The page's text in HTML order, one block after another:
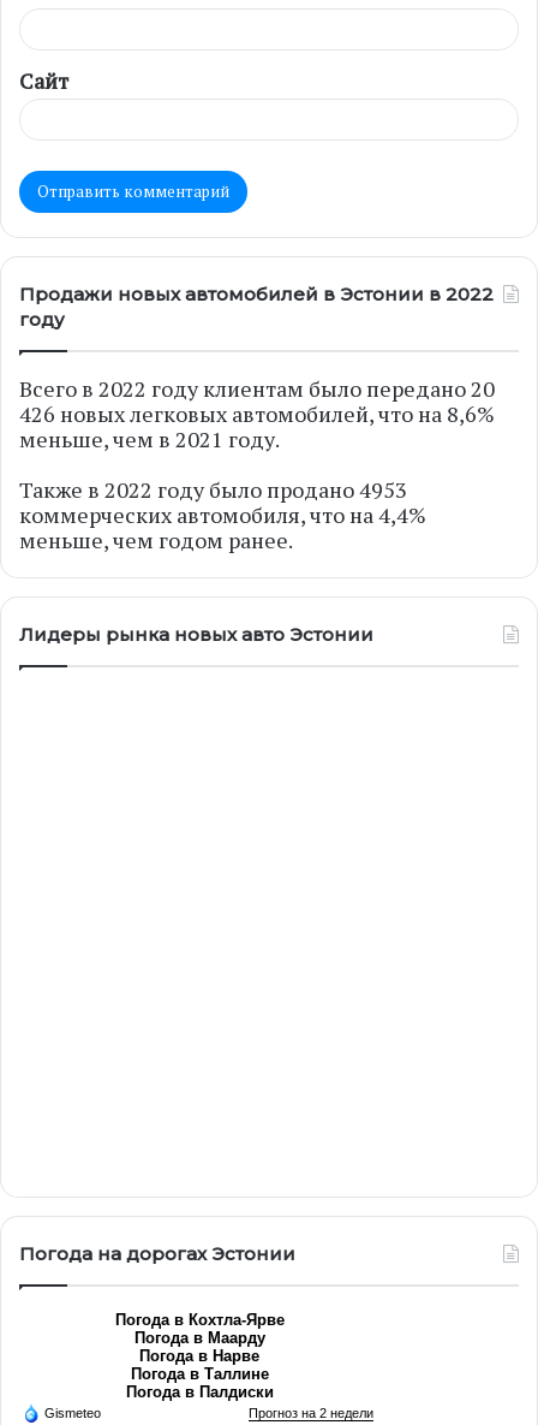
й
*
Сайт
Продажи новых автомобилей в Эстонии в 2022
году
Всего в 2022 году клиентам было передано 20
426 новых легковых автомобилей, что на 8,6%
меньше, чем в 2021 году.
Также в 2022 году было продано 4953
коммерческих автомобиля, что на 4,4%
меньше, чем годом ранее.
Лидеры рынка новых авто Эстонии
Погода на дорогах Эстонии
Погода в Кохтла-Ярве
Погода в Маарду
Погода в Нарве
Погода в Таллине
Погода в Палдиски
Gismeteo Прогноз на 2 недели